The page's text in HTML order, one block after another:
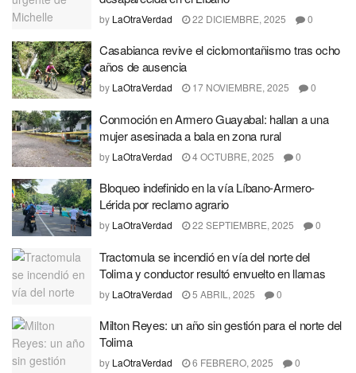
by LaOtraVerdad 22 DICIEMBRE, 2025 0
Casabianca revive el ciclomontañismo tras ocho
años de ausencia
by LaOtraVerdad 17 NOVIEMBRE, 2025 0
Conmoción en Armero Guayabal: hallan a una
mujer asesinada a bala en zona rural
by LaOtraVerdad 4 OCTUBRE, 2025 0
Bloqueo indefinido en la vía Líbano-Armero-
Lérida por reclamo agrario
by LaOtraVerdad 22 SEPTIEMBRE, 2025 0
Tractomula se incendió en vía del norte del
Tolima y conductor resultó envuelto en llamas
by LaOtraVerdad 5 ABRIL, 2025 0
Milton Reyes: un año sin gestión para el norte del
Tolima
by LaOtraVerdad 6 FEBRERO, 2025 0